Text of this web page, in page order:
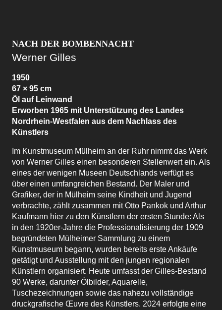
Nach der Bombennacht
NACH DER BOMBENNACHT
Werner Gilles
1950
67 × 95 cm
Öl auf Leinwand
Erworben 1965 mit Unterstützung des Landes
Nordrhein-Westfalen aus dem Nachlass des
Künstlers
Im Kunstmuseum Mülheim an der Ruhr nimmt das Werk
von Werner Gilles einen besonderen Stellenwert ein. Als
eines der wenigen Museen Deutschlands verfügt es
über einen umfangreichen Bestand. Der Maler und
Grafiker, der in Mülheim seine Kindheit und Jugend
verbrachte, zählt zusammen mit Otto Pankok und Arthur
Kaufmann hier zu den Künstlern der ersten Stunde: Als
in den 1920er-Jahre die Professionalisierung der 1909
begründeten Mülheimer Sammlung zu einem
Kunstmuseum begann, wurden bereits erste Ankäufe
getätigt und Ausstellung mit den jungen regionalen
Künstlern organisiert. Heute umfasst der Gilles-Bestand
90 Werke, darunter Ölbilder, Aquarelle,
Tuschezeichnungen sowie das nahezu vollständige
druckgrafische Œuvre des Künstlers. 2024 erfolgte eine